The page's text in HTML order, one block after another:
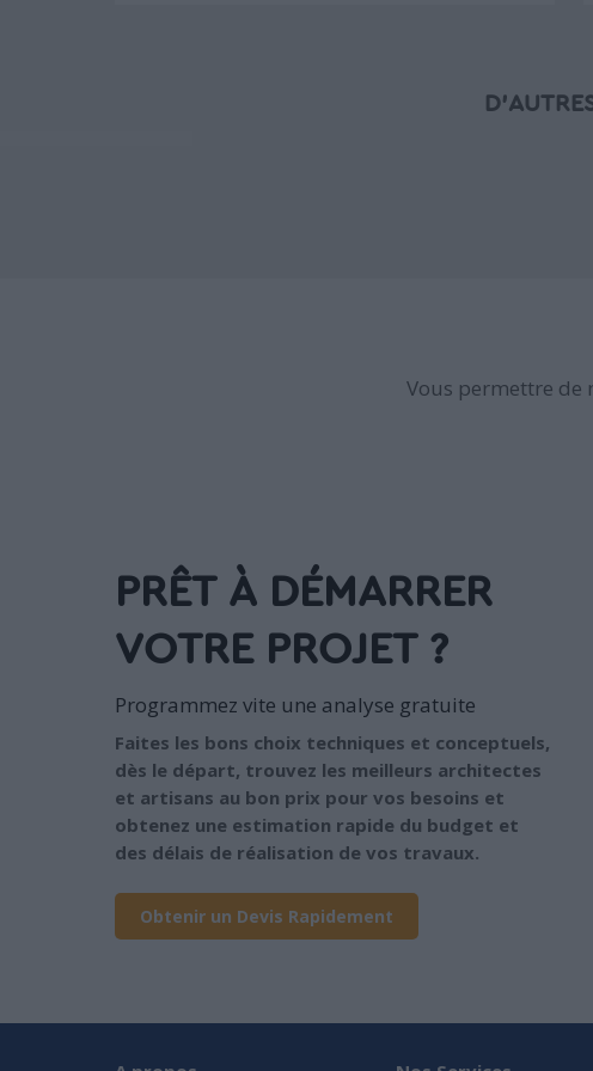
Vous permettre de
PRÊT À DÉMARRER
VOTRE PROJET ?
Programmez vite une analyse gratuite
Faites les bons choix techniques et conceptuels,
dès le départ, trouvez les meilleurs architectes
et artisans au bon prix pour vos besoins et
obtenez une estimation rapide du budget et
des délais de réalisation de vos travaux.
Obtenir un Devis Rapidement